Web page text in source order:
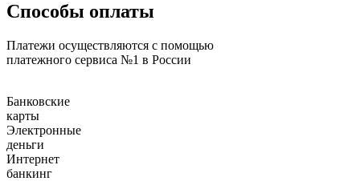
Способы оплаты
Платежи осуществляются с помощью
платежного сервиса №1 в России
Банковские
карты
Электронные
деньги
Интернет
банкинг